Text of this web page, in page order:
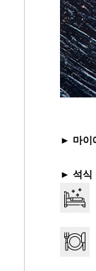
► 마이
► 석식